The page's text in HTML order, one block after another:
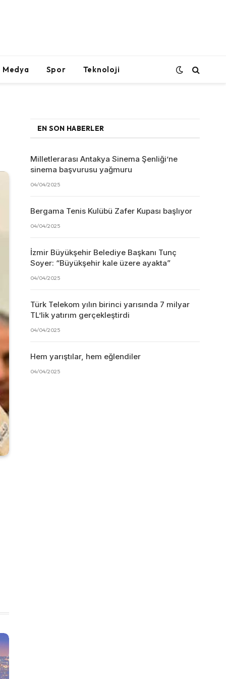
Medya Spor Teknoloji
EN SON HABERLER
Milletlerarası Antakya Sinema Şenliği’ne
sinema başvurusu yağmuru
04/04/2025
Bergama Tenis Kulübü Zafer Kupası başlıyor
04/04/2025
İzmir Büyükşehir Belediye Başkanı Tunç
Soyer: “Büyükşehir kale üzere ayakta”
04/04/2025
Türk Telekom yılın birinci yarısında 7 milyar
TL’lik yatırım gerçekleştirdi
04/04/2025
Hem yarıştılar, hem eğlendiler
04/04/2025